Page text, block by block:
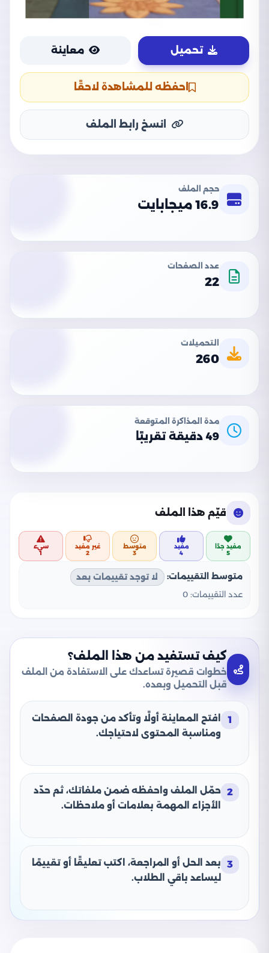
تحميل معاينة
احفظه للمشاهدة لاحقًا
انسخ رابط الملف
حجم الملف
16.9 ميجابايت
عدد الصفحات
22
التحميلات
260
مدة المذاكرة المتوقعة
49 دقيقة تقريبًا
قيّم هذا الملف
مفيد جدًا
5
مفيد
4
متوسط
3
غير مفيد
2
سيء
1
متوسط التقييمات:
لا توجد تقييمات بعد
عدد التقييمات: 0
كيف تستفيد من هذا الملف؟
خطوات قصيرة تساعدك على الاستفادة من الملف
قبل التحميل وبعده.
1
افتح المعاينة أولًا وتأكد من جودة الصفحات
ومناسبة المحتوى لاحتياجك.
2 حمّل الملف واحفظه ضمن ملفاتك، ثم حدّد
الأجزاء المهمة بعلامات أو ملاحظات.
3
بعد الحل أو المراجعة، اكتب تعليقًا أو تقييمًا
ليساعد باقي الطلاب.